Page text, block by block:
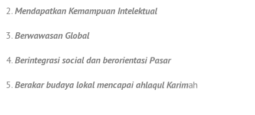
Mendapatkan Kemampuan Intelektual
Berwawasan Global
Berintegrasi social dan berorientasi Pasar
Berakar budaya lokal mencapai ahlaqul Karimah